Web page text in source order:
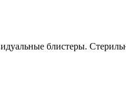
блистеры.